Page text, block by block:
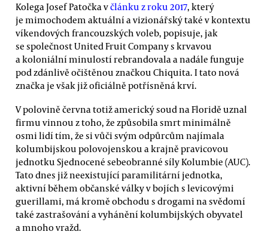
Kolega Josef Patočka včlánku z roku 2017, který
je mimochodem aktuální a vizionářský také v kontextu
víkendových francouzských voleb, popisuje, jak
se společnost United Fruit Company s krvavou
a koloniální minulostí rebrandovala a nadále funguje
pod zdánlivě očištěnou značkou Chiquita. I tato nová
značka je však již oficiálně potřísněná krví.
V polovině června totiž americký soud na Floridě uznal
firmu vinnou z toho, že způsobila smrt minimálně
osmi lidí tím, že si vůči svým odpůrcům najímala
kolumbijskou polovojenskou a krajně pravicovou
jednotku Sjednocené sebeobranné síly Kolumbie (AUC).
Tato dnes již neexistující paramilitární jednotka,
aktivní během občanské války v bojích s levicovými
guerillami, má kromě obchodu s drogami na svědomí
také zastrašování a vyhánění kolumbijských obyvatel
a mnoho vražd.